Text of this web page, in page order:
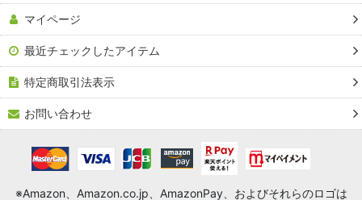
マイページ
最近チェックしたアイテム
特定商取引法表示
お問い合わせ
※Amazon、Amazon.co.jp、AmazonPay、およびそれらのロゴは